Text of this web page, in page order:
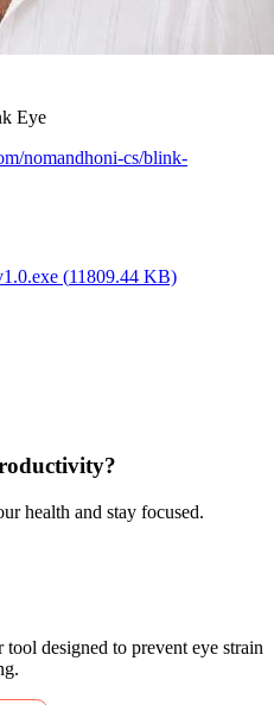
Eye
nomandhoni-cs/blink-
(11809.44 KB)
health and stay focused.
designed to prevent eye strain